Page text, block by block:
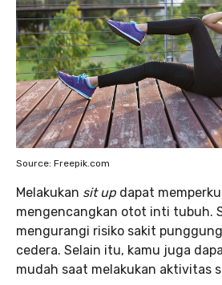
Source: Freepik.com
Melakukan sit up dapat
mengencangkan otot inti tubuh.
mengurangi risiko sakit
cedera. Selain itu, kamu juga
mudah saat melakukan aktivitas